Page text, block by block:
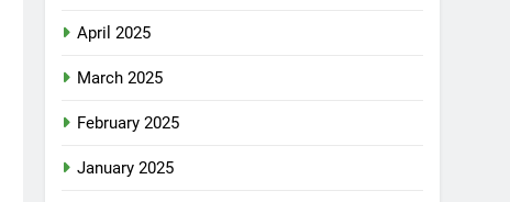
April 2025
March 2025
February 2025
January 2025